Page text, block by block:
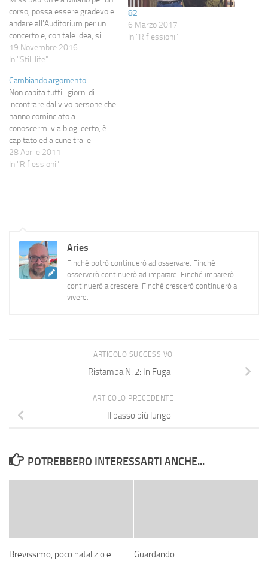
corso, possa essere gradevole
andare all'Auditorium per un
concerto e, con tale idea, si
decide di comprare i biglietti in
anticipo. Poi capita che il treno
arrivare alle 17.15, arriva…
19 Novembre 2016
In "Still life"
82
6 Marzo 2017
In "Riflessioni"
Cambiando argomento
Non capita tutti i giorni di
incontrare dal vivo persone che
hanno cominciato a
conoscermi via blog: certo, è
capitato ed alcune tra le
persone che mi sono più care
le ho conosciute proprio così,
28 Aprile 2011
In "Riflessioni"
Aries
Finché potrò continuerò ad osservare. Finché
osserverò continuerò ad imparare. Finché imparerò
continuerò a crescere. Finché crescerò continuerò a
vivere.
ARTICOLO SUCCESSIVO
Ristampa N. 2: In Fuga
ARTICOLO PRECEDENTE
Il passo più lungo
POTREBBERO INTERESSARTI ANCHE...
Brevissimo, poco natalizio e
Guardando